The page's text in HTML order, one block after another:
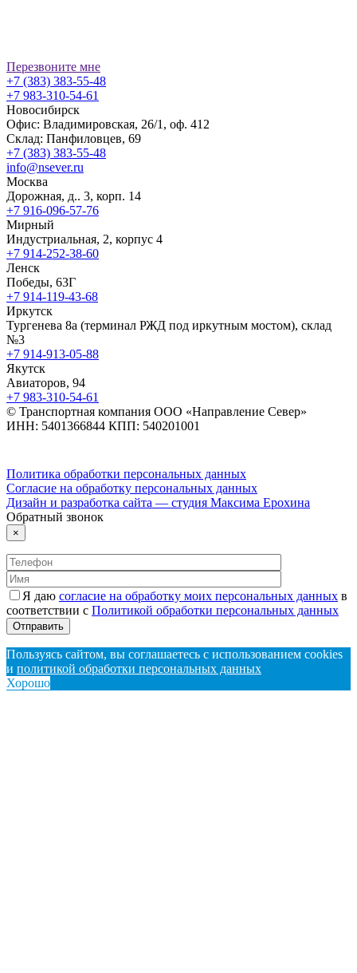
Перезвоните мне
+7 (383) 383-55-48
+7 983-310-54-61
Новосибирск
Офис: Владимировская, 26/1, оф. 412
Склад: Панфиловцев, 69
+7 (383) 383-55-48
info@nsever.ru
Москва
Дорожная, д.. 3, корп. 14
+7 916-096-57-76
Мирный
Индустриальная, 2, корпус 4
+7 914-252-38-60
Ленск
Победы, 63Г
+7 914-119-43-68
Иркутск
Тургенева 8а (терминал РЖД под иркутным мостом), склад
№3
+7 914-913-05-88
Якутск
Авиаторов, 94
+7 983-310-54-61
© Транспортная компания ООО «Направление Север»
ИНН: 5401366844 КПП: 540201001
Политика обработки персональных данных
Согласие на обработку персональных данных
Дизайн и разработка сайта — студия Максима Ерохина
Обратный звонок
×
Я даю согласие на обработку моих персональных данных в
соответствии с Политикой обработки персональных данных
Отправить
Пользуясь сайтом, вы соглашаетесь с использованием cookies
и политикой обработки персональных данных
Хорошо